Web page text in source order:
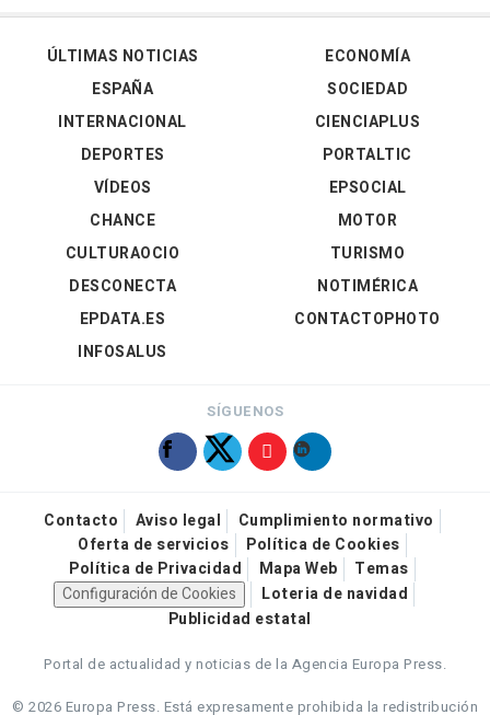
ÚLTIMAS NOTICIAS
ESPAÑA
INTERNACIONAL
DEPORTES
VÍDEOS
ECONOMÍA
SOCIEDAD
CIENCIAPLUS
PORTALTIC
EPSOCIAL
CHANCE
CULTURAOCIO
DESCONECTA
EPDATA.ES
INFOSALUS
MOTOR
TURISMO
NOTIMÉRICA
CONTACTOPHOTO
SÍGUENOS
Contacto Aviso legal
Cumplimiento normativo
Oferta de servicios
Política de Cookies
Política de Privacidad
Mapa Web
Temas
Configuración de Cookies
Loteria de navidad
Publicidad estatal
Portal de actualidad y noticias de la Agencia Europa Press.
© 2026 Europa Press. Está expresamente prohibida la redistribución